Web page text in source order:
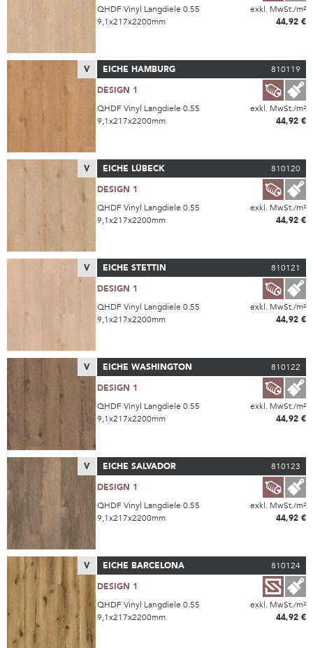
QHDF Vinyl Langdiele 0.55
exkl. MwSt./m²
9,1x217x2200mm
44,92 €
V EICHE HAMBURG
810119
DESIGN 1
QHDF Vinyl Langdiele 0.55
exkl. MwSt./m²
9,1x217x2200mm
44,92 €
V EICHE LÜBECK
810120
DESIGN 1
QHDF Vinyl Langdiele 0.55
exkl. MwSt./m²
9,1x217x2200mm
44,92 €
V EICHE STETTIN
810121
DESIGN 1
QHDF Vinyl Langdiele 0.55
exkl. MwSt./m²
9,1x217x2200mm
44,92 €
V EICHE WASHINGTON
810122
DESIGN 1
QHDF Vinyl Langdiele 0.55
exkl. MwSt./m²
9,1x217x2200mm
44,92 €
V EICHE SALVADOR
810123
DESIGN 1
QHDF Vinyl Langdiele 0.55
exkl. MwSt./m²
9,1x217x2200mm
44,92 €
V EICHE BARCELONA
810124
DESIGN 1
QHDF Vinyl Langdiele 0.55
exkl. MwSt./m²
9,1x217x2200mm
44,92 €